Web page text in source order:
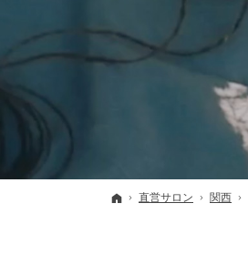
ホーム
直営サロン 関西